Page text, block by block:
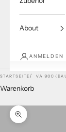
About
ANMELDEN
STARTSEITE VA 900
Warenkorb
Bild vergrößern